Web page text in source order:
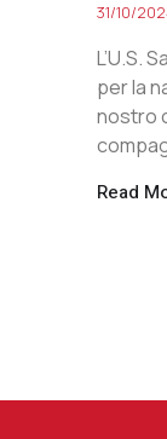
31/10/
L’U.S.
per la
nostro
Read